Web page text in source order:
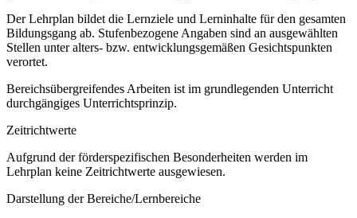
Der Lehrplan bildet die Lernziele und Lerninhalte für den gesamten
Bildungsgang ab. Stufenbezogene Angaben sind an ausgewählten
Stellen unter alters- bzw. entwicklungsgemäßen Gesichtspunkten
verortet.
Bereichsübergreifendes Arbeiten ist im grundlegenden Unterricht
durchgängiges Unterrichtsprinzip.
Zeitrichtwerte
Aufgrund der förderspezifischen Besonderheiten werden im
Lehrplan keine Zeitrichtwerte ausgewiesen.
Darstellung der Bereiche/Lernbereiche